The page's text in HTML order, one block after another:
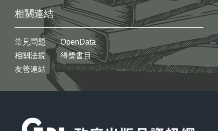
相關連結
常見問題
相關法規
友善連結
OpenData
得獎書目